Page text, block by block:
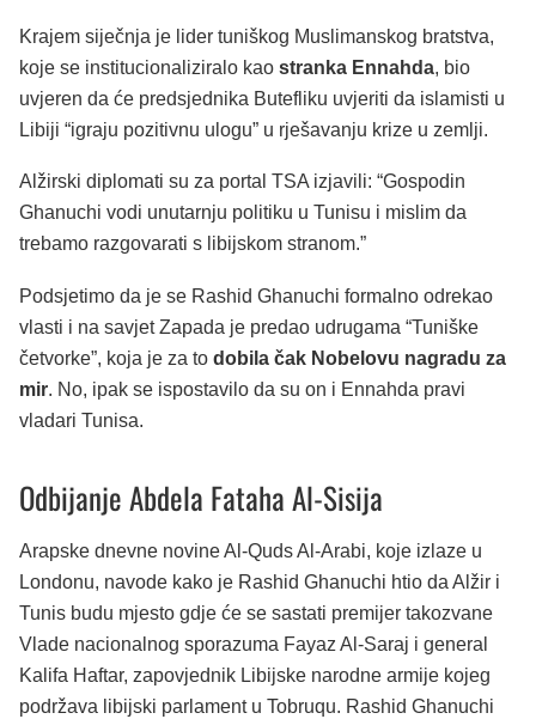
Krajem siječnja je lider tuniškog Muslimanskog bratstva,
koje se institucionaliziralo kao stranka Ennahda, bio
uvjeren da će predsjednika Butefliku uvjeriti da islamisti u
Libiji “igraju pozitivnu ulogu” u rješavanju krize u zemlji.
Alžirski diplomati su za portal TSA izjavili: “Gospodin
Ghanuchi vodi unutarnju politiku u Tunisu i mislim da
trebamo razgovarati s libijskom stranom.”
Podsjetimo da je se Rashid Ghanuchi formalno odrekao
vlasti i na savjet Zapada je predao udrugama “Tuniške
četvorke”, koja je za to dobila čak Nobelovu nagradu za
mir. No, ipak se ispostavilo da su on i Ennahda pravi
vladari Tunisa.
Odbijanje Abdela Fataha Al-Sisija
Arapske dnevne novine Al-Quds Al-Arabi, koje izlaze u
Londonu, navode kako je Rashid Ghanuchi htio da Alžir i
Tunis budu mjesto gdje će se sastati premijer takozvane
Vlade nacionalnog sporazuma Fayaz Al-Saraj i general
Kalifa Haftar, zapovjednik Libijske narodne armije kojeg
podržava libijski parlament u Tobruqu. Rashid Ghanuchi